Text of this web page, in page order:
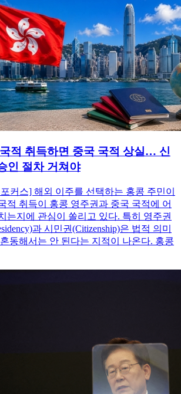
적 취득하면 중국 국적 상실… 신
인 절차 거쳐야
커스] 해외 이주를 선택하는 홍콩 주민이
적 취득이 홍콩 영주권과 중국 국적에 어
는지에 관심이 쏠리고 있다. 특히 영주권
과 시민권(Citizenship)은 법적 의미
동해서는 안 된다는 지적이 나온다. 홍콩